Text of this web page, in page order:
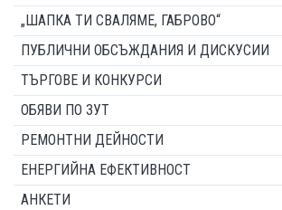
„ШАПКА ТИ СВАЛЯМЕ, ГАБРОВО“
ПУБЛИЧНИ ОБСЪЖДАНИЯ И ДИСКУСИИ
ТЪРГОВЕ И КОНКУРСИ
ОБЯВИ ПО ЗУТ
РЕМОНТНИ ДЕЙНОСТИ
ЕНЕРГИЙНА ЕФЕКТИВНОСТ
АНКЕТИ